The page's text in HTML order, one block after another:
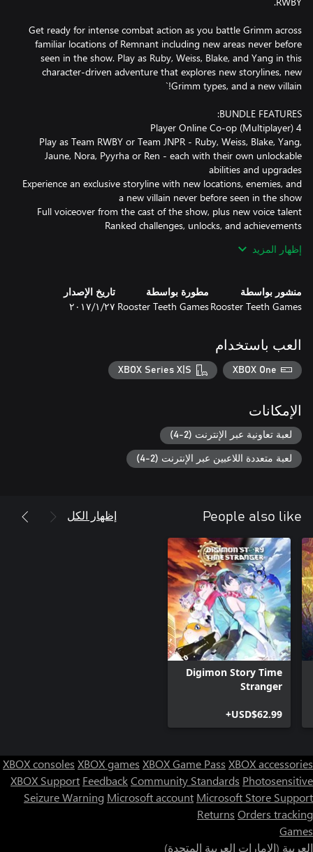
Get ready for intense combat action as you battle Grimm across
familiar locations of Remnant including new areas never before
seen in the show. Play as Ruby, Weiss, Blake, and Yang in this
character-driven adventure that explores new storylines, new
Play as Team RWBY or Team JNPR - Ruby, Weiss, Blake, Yang,
Jaune, Nora, Pyyrha or Ren - each with their own unlockable
Experience an exclusive storyline with new locations, enemies, and
action, strategy, and defense turrets. Protect security nodes and
إظهار المزيد
منشور بواسطة
Rooster Teeth Games
مطورة بواسطة
Rooster Teeth Games
تاريخ الإصدار
٢٧‏/١‏/٢٠١٧
العب باستخدام
XBOX One
XBOX Series X|S
الإمكانات
لعبة تعاونية عبر الإنترنت (2-4)
لعبة متعددة اللاعبين عبر الإنترنت (2-4)
People also like إظهار الكل
Digimon Story Time
Stranger
USD$62.99+
XBOX consoles XBOX games XBOX Game Pass XBOX accessories
XBOX Support FeedbackCommunity Standards Photosensitive
Seizure Warning Microsoft account Microsoft Store Support
Returns Orders tracking
Games
العربية (الإمارات العربية المتحدة)